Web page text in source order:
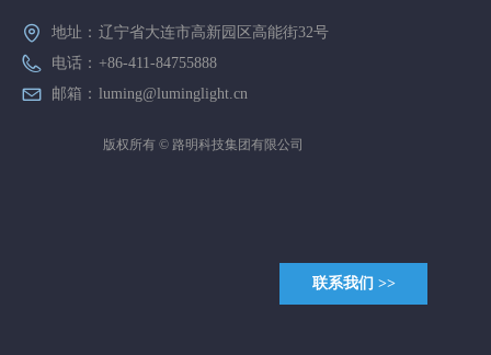
地址： 辽宁省大连市高新园区高能街32号
电话： +86-411-84755888
邮箱： luming@luminglight.cn
版权所有 © 路明科技集团有限公司
联系我们 >>